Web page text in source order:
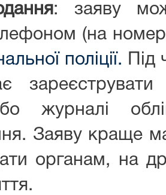
: заяву
(на
поліції. Під
журналі
Заяву краще
органам, на